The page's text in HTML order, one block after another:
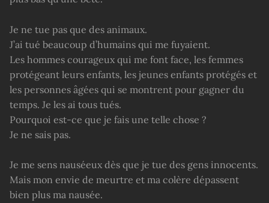
Je ne tue pas que des animaux.
J’ai tué beaucoup d’humains qui me fuyaient.
Les hommes courageux qui me font face, les femmes
protégeant leurs enfants, les jeunes enfants protégés et
les personnes âgées qui se montrent pour gagner du
temps. Je les ai tous tués.
Pourquoi est-ce que je fais une telle chose ?
Je ne sais pas.
Je me sens nauséeux dès que je tue des gens innocents.
Mais mon envie de meurtre et ma colère dépassent
bien plus ma nausée.